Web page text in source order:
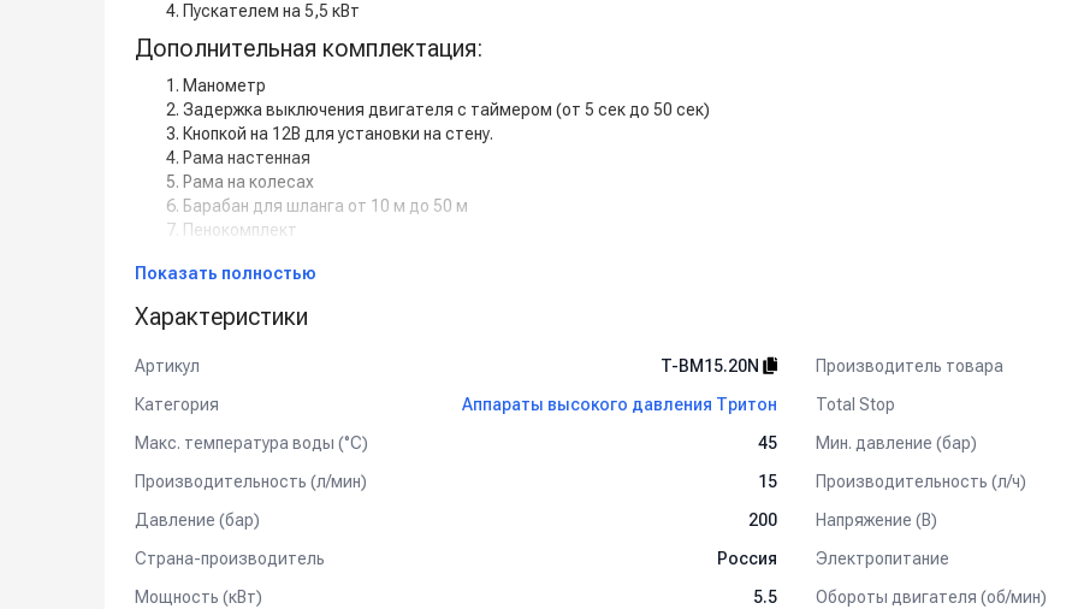
Пускателем на 5,5 кВт
Дополнительная комплектация:
Манометр
Задержка выключения двигателя с таймером (от 5 сек до 50 сек)
Кнопкой на 12В для установки на стену.
Рама настенная
Рама на колесах
Барабан для шланга от 10 м до 50 м
Пенокомплект
Турбофреза
Спектр применения:
Используется на профессиональных автомойках, как легкого типа так и грузового.
Мойка любых поверхностей, в т.ч. подготовка поверхностей к нанесению покрытий без использования абразива
Мойка котлов, теплообменников, испарителей и другого оборудования от отложений и накипи
Подготовка конструкций к антикоррозионным работам, удаления штукатурки, краски
Очистка и дезинфекция полов, поверхностей и оборудования на
предприятиях пищевой промышленности и многое другое
Показать полностью
Характеристики
Артикул T-BM15.20N Производитель товара
Категория
Аппараты высокого давления Тритон Total Stop
Макс. температура воды (°C)
45 Мин. давление (бар)
Производительность (л/мин)
15 Производительность (л/ч)
Давление (бар)
200 Напряжение (В)
Страна-производитель
Россия Электропитание
Мощность (кВт)
5.5 Обороты двигателя (об/мин)